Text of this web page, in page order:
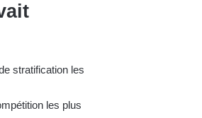
stratification les
les plus